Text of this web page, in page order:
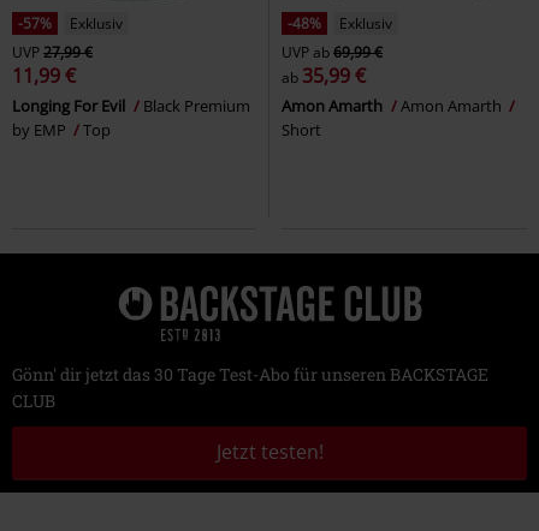
-57%
Exklusiv
UVP27,99 €
11,99 €
Longing For Evil
Black Premium
by EMP
Top
-48%
Exklusiv
UVPab69,99 €
ab 35,99 €
Amon Amarth
Amon Amarth
Short
Gönn' dir jetzt das 30 Tage Test-Abo für unseren BACKSTAGE
CLUB
Jetzt testen!